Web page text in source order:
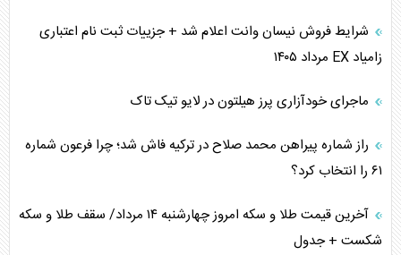
شرایط فروش نیسان وانت اعلام شد + جزییات ثبت نام اعتباری
زامیاد EX مرداد ۱۴۰۵
ماجرای خودآزاری پرز هیلتون در لایو تیک تاک
راز شماره پیراهن محمد صلاح در ترکیه فاش شد؛ چرا فرعون شماره
۶۱ را انتخاب کرد؟
آخرین قیمت طلا و سکه امروز چهارشنبه ۱۴ مرداد/ سقف طلا و سکه
شکست + جدول